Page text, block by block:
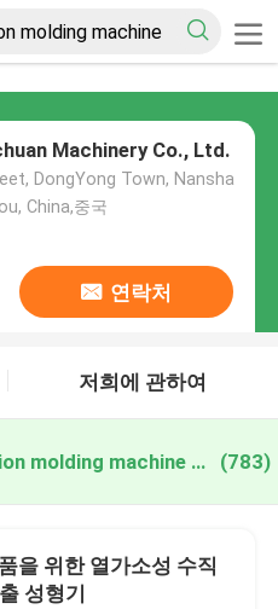
Machinery Co., Ltd.
DongYong Town, Nansha
China,중국
연락처
저희에 관하여
vertical rubber injection molding machine 온라인 제조 (783)
을 위한 열가소성 수직
성형기